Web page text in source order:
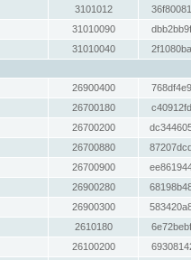
3101012
31010090
31010040
26900400
26700180
26700200
26700880
26700900
26900280
26900300
2610180
26100200